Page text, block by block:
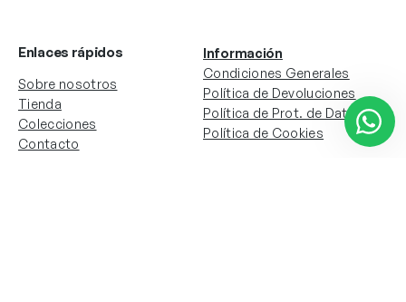
Enlaces rápidos
Sobre nosotros
Tienda
Colecciones
Contacto
Información
Condiciones Generales
Política de Devoluciones
Política de Prot. de Datos
Política de Cookies